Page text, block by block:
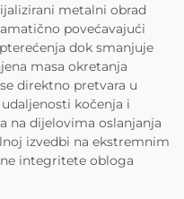
metalni obrad
povećavajući
dok smanjuje
masa okretanja
direktno pretvara u
kočenja i
na dijelovima oslanjanja
izvedbi na ekstremnim
integritete obloga